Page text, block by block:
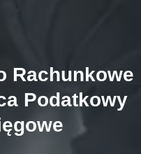
Rachunkowe
Podatkowy